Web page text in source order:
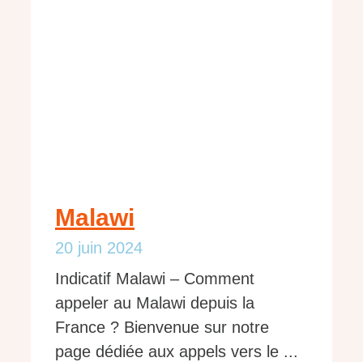
Malawi
20 juin 2024
Indicatif Malawi – Comment
appeler au Malawi depuis la
France ? Bienvenue sur notre
page dédiée aux appels vers le ...